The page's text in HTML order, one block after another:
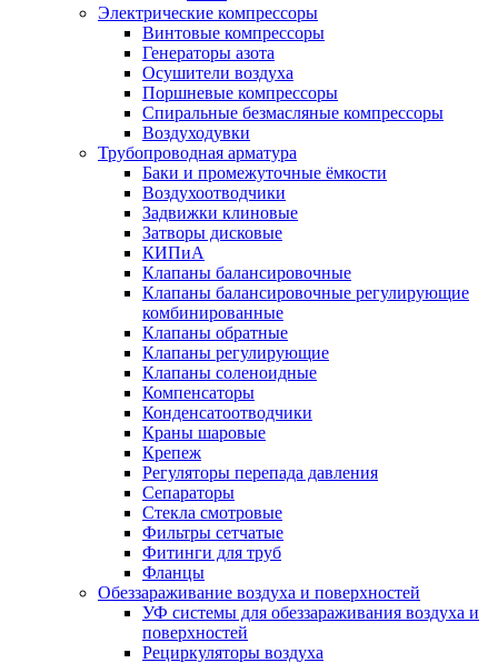
Электрические компрессоры
Винтовые компрессоры
Генераторы азота
Осушители воздуха
Поршневые компрессоры
Спиральные безмасляные компрессоры
Воздуходувки
Трубопроводная арматура
Баки и промежуточные ёмкости
Воздухоотводчики
Задвижки клиновые
Затворы дисковые
КИПиА
Клапаны балансировочные
Клапаны балансировочные регулирующие
комбинированные
Клапаны обратные
Клапаны регулирующие
Клапаны соленоидные
Компенсаторы
Конденсатоотводчики
Краны шаровые
Крепеж
Регуляторы перепада давления
Сепараторы
Стекла смотровые
Фильтры сетчатые
Фитинги для труб
Фланцы
Обеззараживание воздуха и поверхностей
УФ системы для обеззараживания воздуха и
поверхностей
Рециркуляторы воздуха